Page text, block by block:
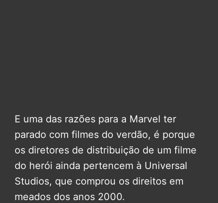
E uma das razões para a Marvel ter
parado com filmes do verdão, é porque
os diretores de distribuição de um filme
do herói ainda pertencem à Universal
Studios, que comprou os direitos em
meados dos anos 2000.